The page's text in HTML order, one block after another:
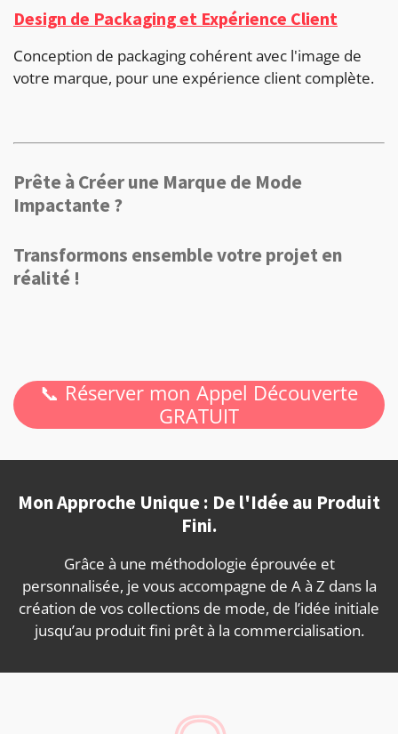
Design de Packaging et Expérience Client
Conception de packaging cohérent avec l'image de
votre marque, pour une expérience client complète.
Prête à Créer une Marque de Mode
Impactante ?
Transformons ensemble votre projet en
réalité !
📞 Réserver mon Appel Découverte
GRATUIT
Mon Approche Unique : De l'Idée au Produit
Fini.
Grâce à une méthodologie éprouvée et
personnalisée, je vous accompagne de A à Z dans la
création de vos collections de mode, de l’idée initiale
jusqu’au produit fini prêt à la commercialisation.